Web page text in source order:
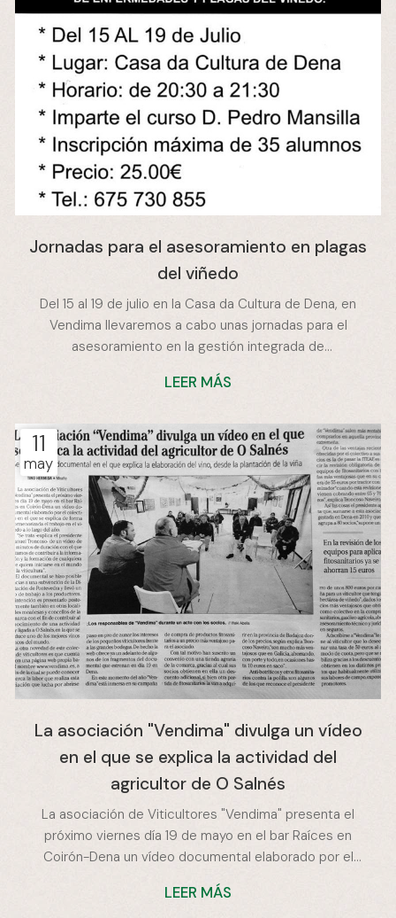
unidos-5055908
Jornadas para el asesoramiento en plagas
del viñedo
Del 15 al 19 de julio en la Casa da Cultura de Dena, en
Vendima llevaremos a cabo unas jornadas para el
asesoramiento en la gestión integrada de
LEER MÁS
11
may
La asociación "Vendima" divulga un vídeo
en el que se explica la actividad del
agricultor de O Salnés
La asociación de Viticultores "Vendima" presenta el
próximo viernes día 19 de mayo en el bar Raíces en
Coirón-Dena un vídeo documental elaborado por el
el trabajo en el viñedo a lo largo del año, hoy ha sacado
LEER MÁS